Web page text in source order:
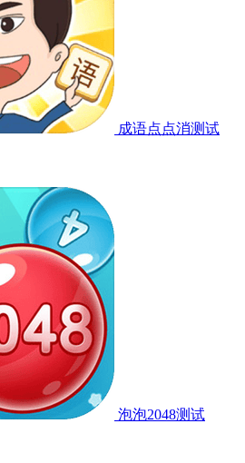
成语点点消测试
泡泡2048测试